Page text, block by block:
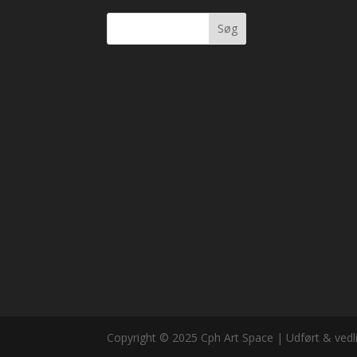
Søg
Copyright © 2025 Cph Art Space | Udført &